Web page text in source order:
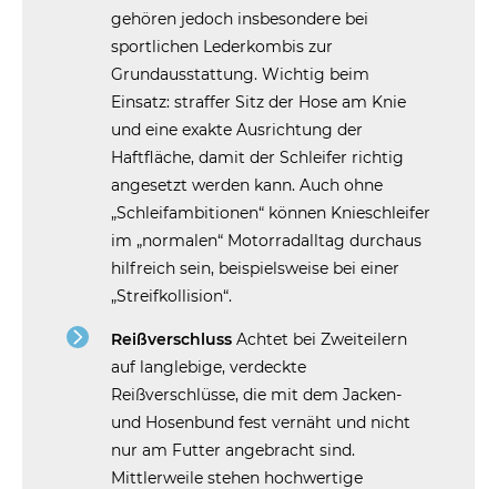
gehören jedoch insbesondere bei
sportlichen Lederkombis zur
Grundausstattung. Wichtig beim
Einsatz: straffer Sitz der Hose am Knie
und eine exakte Ausrichtung der
Haftfläche, damit der Schleifer richtig
angesetzt werden kann. Auch ohne
„Schleifambitionen“ können Knieschleifer
im „normalen“ Motorradalltag durchaus
hilfreich sein, beispielsweise bei einer
„Streifkollision“.
Reißverschluss Achtet bei Zweiteilern
auf langlebige, verdeckte
Reißverschlüsse, die mit dem Jacken-
und Hosenbund fest vernäht und nicht
nur am Futter angebracht sind.
Mittlerweile stehen hochwertige